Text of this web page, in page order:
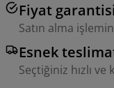
Fiyat garantisi
Satın alma
Esnek
Seçtiğiniz hızlı